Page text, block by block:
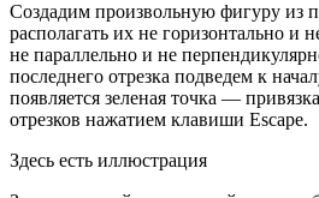
Создадим произвольную фигуру из
располагать их не горизонтально и
не параллельно и не
последнего отрезка подведем к
появляется зеленая точка —
отрезков нажатием клавиши Escape.
Здесь есть иллюстрация